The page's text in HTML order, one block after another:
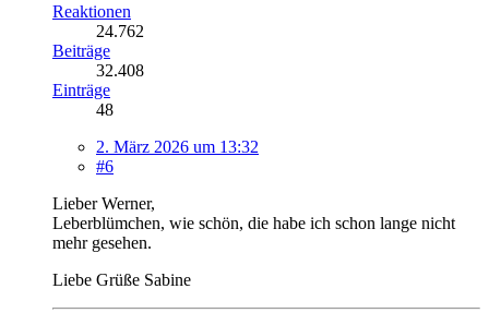
Reaktionen
24.762
Beiträge
32.408
Einträge
48
2. März 2026 um 13:32
#6
Lieber Werner,
Leberblümchen, wie schön, die habe ich schon lange nicht
mehr gesehen.
Liebe Grüße Sabine